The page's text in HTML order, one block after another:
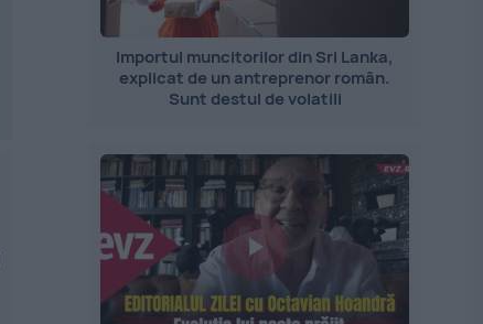
Importul muncitorilor din Sri Lanka,
explicat de un antreprenor român.
Sunt destul de volatili